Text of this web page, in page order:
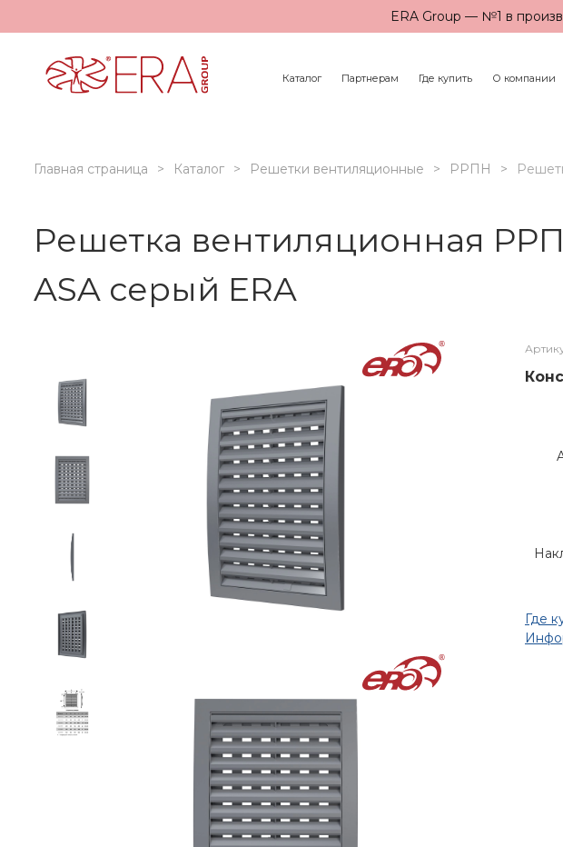
ERA Group — №1 в
Каталог Партнерам Где купить О компании
Главная страница Каталог Решетки вентиляционные РРПН
Решетка вентиляционная
ASA серый ERA
Где